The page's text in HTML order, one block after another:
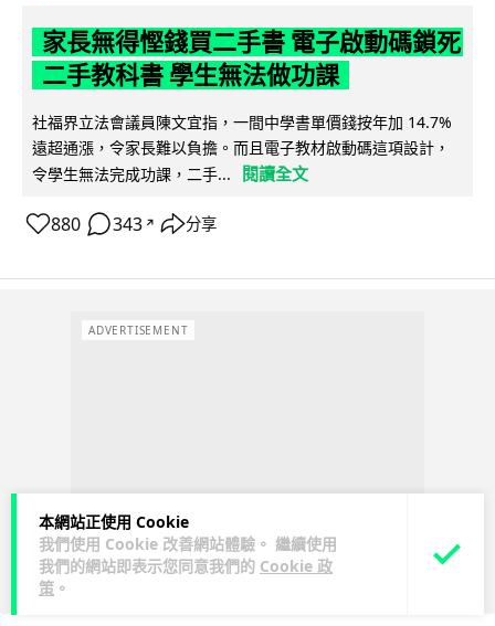
本網站正使用 Cookie
我們使用 Cookie 改善網站體驗。 繼續使用
我們的網站即表示您同意我們的 Cookie 政
策 。
家長無得慳錢買二手書 電子啟動碼鎖死
二手教科書 學生無法做功課
社福界立法會議員陳文宜指，一間中學書單價錢按年加 14.7%
遠超通漲，令家長難以負擔。而且電子教材啟動碼這項設計，
令學生無法完成功課，二手...
閱讀全文
880 343 ↗ 分享
ADVERTISEMENT